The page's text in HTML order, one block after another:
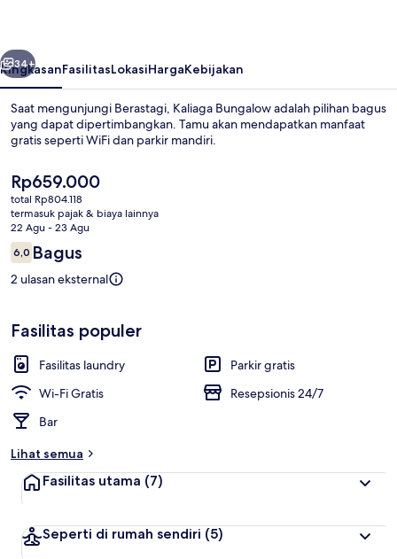
Berikutnya
34+
RingkasanFasilitasLokasiHargaKebijakan
Saat mengunjungi Berastagi, Kaliaga Bungalow adalah pilihan bagus
yang dapat dipertimbangkan. Tamu akan mendapatkan manfaat
gratis seperti WiFi dan parkir mandiri.
Harga
saat
ini
Rp659.000
Rp659.000
total Rp804.118
termasuk pajak & biaya lainnya
22 Agu - 23 Agu
Ulasan
6,06,0 dari 10
Bagus
2 ulasan eksternal
Fasilitas populer
Fasilitas laundry
Parkir gratis
Wi-Fi Gratis
Resepsionis 24/7
Bar
Lihat semua
Fasilitas utama (7)
Seperti di rumah sendiri (5)